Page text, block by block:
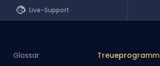
Live-Support
Glossar Treueprogramm